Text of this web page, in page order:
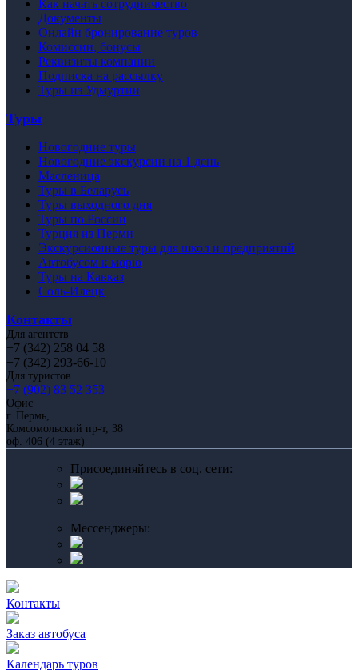
Как начать сотрудничество
Документы
Онлайн бронирование туров
Комиссии, бонусы
Реквизиты компании
Подписка на рассылку
Туры из Удмуртии
Туры
Новогодние туры
Новогодние экскурсии на 1 день
Масленица
Туры в Беларусь
Туры выходного дня
Туры по России
Турция из Перми
Экскурсионные туры для школ и предприятий
Автобусом к морю
Туры на Кавказ
Соль-Илецк
Контакты
Для агентств
+7 (342) 258 04 58
+7 (342) 293-66-10
Для туристов
+7 (902) 83 52 353
Офис
г. Пермь,
Комсомольский пр-т, 38
оф. 406 (4 этаж)
Присоединяйтесь в соц. сети:
Мессенджеры:
Контакты
Заказ автобуса
Календарь туров